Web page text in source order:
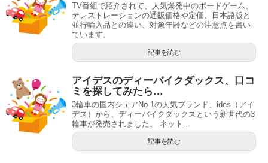
TV番組で紹介されて、人気爆発中のボードゲーム、
テレストレーションの通販価格や定価、日本語版と
並行輸入品との違い、対象年齢などの注意点を書い
ています。
記事を読む
アイデスのディーバイクダックス、口コ
ミを探してみたら…
3輪車の国内シェアNo.1の人気ブランド、ides（アイ
デス）から、ディーバイクダックスという新世代の3
輪車が発売されました。 ネット...
記事を読む